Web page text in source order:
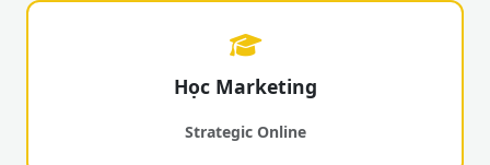
Học Marketing
Strategic Online